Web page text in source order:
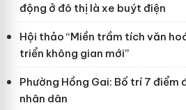
động ở đô thị là xe buýt điện
Hội thảo “Miền trầm tích văn
triển không gian mới”
Phường Hồng Gai: Bố trí 7 điểm
nhân dân